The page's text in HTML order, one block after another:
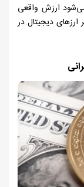
می‌شود ارزش واقعی
ارزهای دیجیتال در